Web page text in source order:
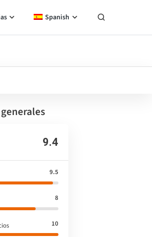
Spanish
9.4
9.5
8
10